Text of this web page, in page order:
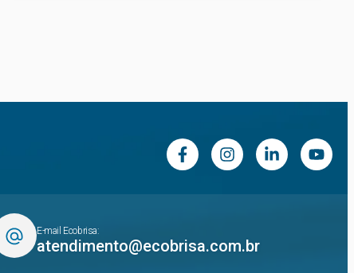
E-mail Ecobrisa:
atendimento@ecobrisa.com.br